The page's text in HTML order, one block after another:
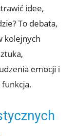
idee,
To debata,
kolejnych
emocji i